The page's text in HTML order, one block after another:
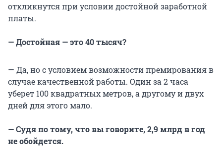
откликнутся при условии достойной заработной
платы.
— Достойная — это 40 тысяч?
— Да, но с условием возможности премирования в
случае качественной работы. Один за 2 часа
уберет 100 квадратных метров, а другому и двух
дней для этого мало.
— Судя по тому, что вы говорите, 2,9 млрд в год
не обойдется.